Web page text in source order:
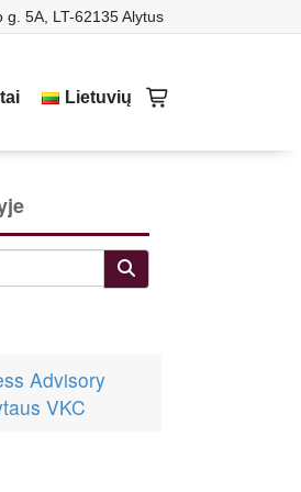
g. 5A, LT-62135 Alytus
Lietuvių
Advisory
VKC